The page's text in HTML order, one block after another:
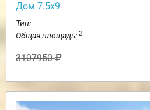
Дом 7.5х9
Тип:
Общая площадь: 2
3107950